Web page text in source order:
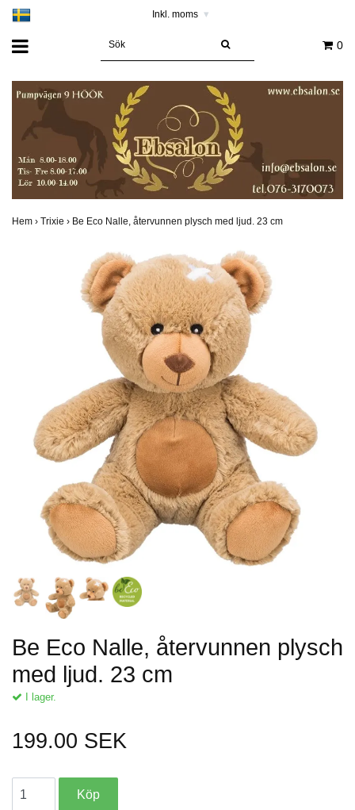
Inkl. moms ▾
0
Hem › Trixie › Be Eco Nalle, återvunnen plysch med ljud. 23 cm
Be Eco Nalle, återvunnen plysch
med ljud. 23 cm
I lager.
199.00 SEK